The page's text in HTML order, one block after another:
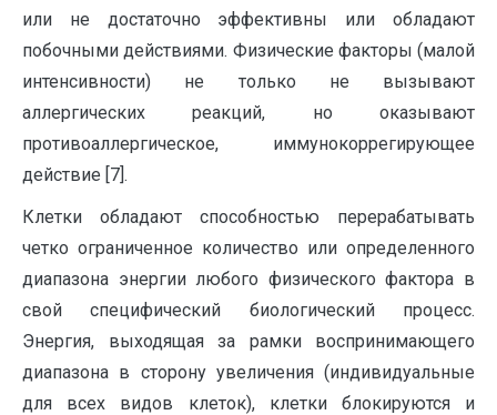
или не достаточно эффективны или обладают
побочными действиями. Физические факторы (малой
интенсивности) не только не вызывают
аллергических реакций, но оказывают
противоаллергическое, иммунокоррегирующее
действие [7].
Клетки обладают способностью перерабатывать
четко ограниченное количество или определенного
диапазона энергии любого физического фактора в
свой специфический биологический процесс.
Энергия, выходящая за рамки воспринимающего
диапазона в сторону увеличения (индивидуальные
для всех видов клеток), клетки блокируются и